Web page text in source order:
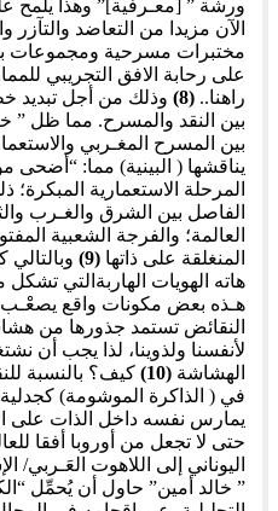
ورشة ” [معـرفية]” وهذا يلمح
الآن مزيدا من التعاضد
مختبرات مسرحية ومجموعات
على رحابة الافق التجريبي
راهنا.. (8)
وذلك من أجل تبديد
بين النقد والمسرح. مما ظل ”
بين المسرح المغـربي
يناقشها ( البينية) مما: “أضحى
المرحلة الاستعمارية
الفاصل بين الشرق والغـرب
العالمة؛ والفرجة الشعبية
المنغلقة على ذاتها (9)
هاته الهويات الهاربةالتي تشكل
هـذه بعض مكونات واقع يصعْـب
النقائض تستمد جذورها من
لأنفسنا ولذوينا، لذا يجب أن
الهشاشة (10)
كيف؟ بالنسبة
في ( الذاكرة الموشومة)
يمارس نفسه داخل الذات على
حتى لا تجعل من أوروبا أفقا
اليوناني إلى اللاهوت
” خالد أمين” حاول أن يُحمِّل